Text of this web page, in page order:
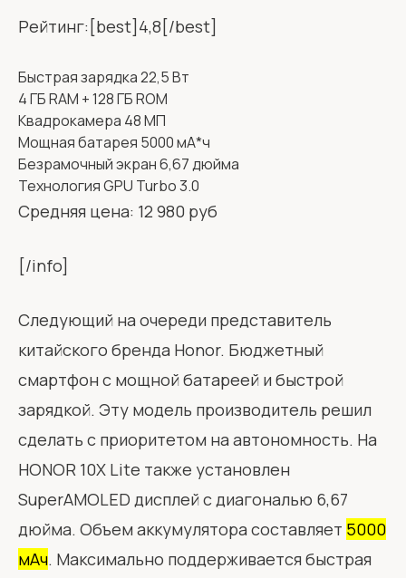
Рейтинг:[best]4,8[/best]
Быстрая зарядка 22,5 Вт
4 ГБ RAM + 128 ГБ ROM
Квадрокамера 48 МП
Мощная батарея 5000 мА*ч
Безрамочный экран 6,67 дюйма
Технология GPU Turbo 3.0
Средняя цена: 12 980 руб
[/info]
Следующий на очереди представитель
китайского бренда Honor. Бюджетный
смартфон с мощной батареей и быстрой
зарядкой. Эту модель производитель решил
сделать с приоритетом на автономность. На
HONOR 10X Lite также установлен
SuperAMOLED дисплей с диагональю 6,67
дюйма. Объем аккумулятора составляет 5000
мАч. Максимально поддерживается быстрая